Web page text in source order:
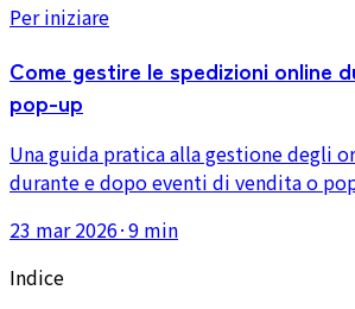
Per iniziare
Come gestire le spedizioni online
pop-up
Una guida pratica alla gestione degli
durante e dopo eventi di vendita o
recupero delle spedizioni post-evento.
23 mar 2026·9 min
Indice